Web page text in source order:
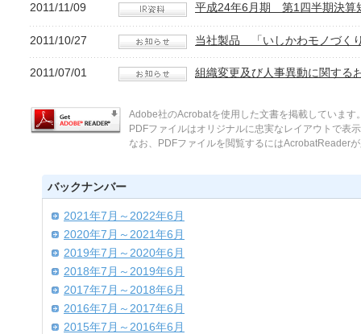
2011/11/09 平成24年6月期 第1四半期決算
2011/10/27 当社製品 「いしかわモノづく
2011/07/01 組織変更及び人事異動に関する
Adobe社のAcrobatを使用した文書を掲載しています
PDFファイルはオリジナルに忠実なレイアウトで表
なお、PDFファイルを閲覧するにはAcrobatReader
バックナンバー
2021年7月～2022年6月
2020年7月～2021年6月
2019年7月～2020年6月
2018年7月～2019年6月
2017年7月～2018年6月
2016年7月～2017年6月
2015年7月～2016年6月